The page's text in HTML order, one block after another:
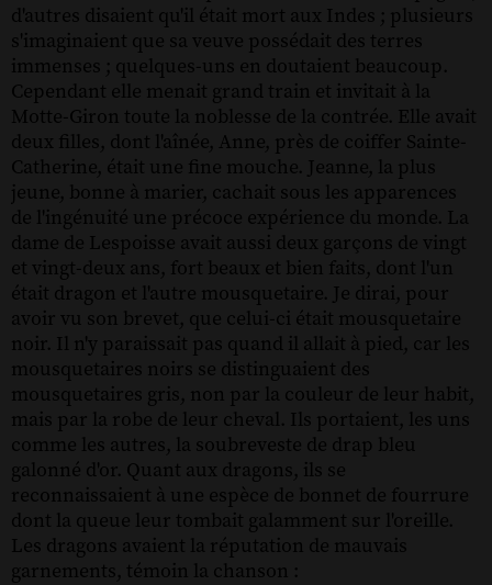
d'autres disaient qu'il était mort aux Indes ; plusieurs
s'imaginaient que sa veuve possédait des terres
immenses ; quelques-uns en doutaient beaucoup.
Cependant elle menait grand train et invitait à la
Motte-Giron toute la noblesse de la contrée. Elle avait
deux filles, dont l'aînée, Anne, près de coiffer Sainte-
Catherine, était une fine mouche. Jeanne, la plus
jeune, bonne à marier, cachait sous les apparences
de l'ingénuité une précoce expérience du monde. La
dame de Lespoisse avait aussi deux garçons de vingt
et vingt-deux ans, fort beaux et bien faits, dont l'un
était dragon et l'autre mousquetaire. Je dirai, pour
avoir vu son brevet, que celui-ci était mousquetaire
noir. Il n'y paraissait pas quand il allait à pied, car les
mousquetaires noirs se distinguaient des
mousquetaires gris, non par la couleur de leur habit,
mais par la robe de leur cheval. Ils portaient, les uns
comme les autres, la soubreveste de drap bleu
galonné d'or. Quant aux dragons, ils se
reconnaissaient à une espèce de bonnet de fourrure
dont la queue leur tombait galamment sur l'oreille.
Les dragons avaient la réputation de mauvais
garnements, témoin la chanson :